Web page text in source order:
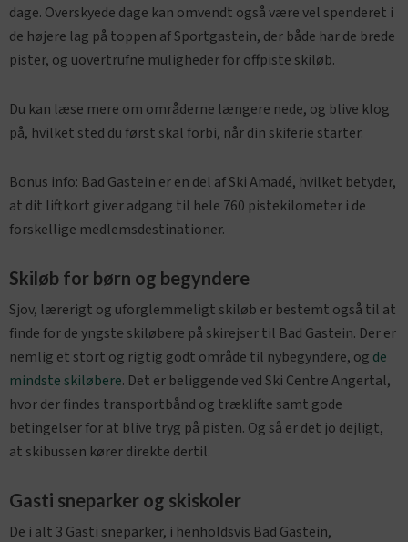
dage. Overskyede dage kan omvendt også være vel spenderet i
de højere lag på toppen af Sportgastein, der både har de brede
pister, og uovertrufne muligheder for offpiste skiløb.
Du kan læse mere om områderne længere nede, og blive klog
på, hvilket sted du først skal forbi, når din skiferie starter.
Bonus info: Bad Gastein er en del af Ski Amadé, hvilket betyder,
at dit liftkort giver adgang til hele 760 pistekilometer i de
forskellige medlemsdestinationer.
Skiløb for børn og begyndere
Sjov, lærerigt og uforglemmeligt skiløb er bestemt også til at
finde for de yngste skiløbere på skirejser til Bad Gastein. Der er
nemlig et stort og rigtig godt område til nybegyndere, og de
mindste skiløbere. Det er beliggende ved Ski Centre Angertal,
hvor der findes transportbånd og træklifte samt gode
betingelser for at blive tryg på pisten. Og så er det jo dejligt,
at skibussen kører direkte dertil.
Gasti sneparker og skiskoler
De i alt 3 Gasti sneparker, i henholdsvis Bad Gastein,